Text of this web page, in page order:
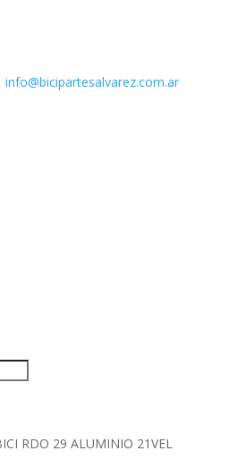
info@bicipartesalvarez.com.ar
RDO 29 ALUMINIO 21VEL